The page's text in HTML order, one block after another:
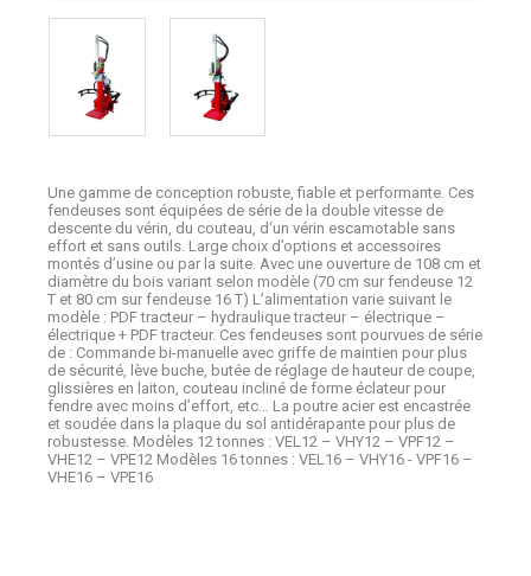
Une gamme de conception robuste, fiable et performante. Ces
fendeuses sont équipées de série de la double vitesse de
descente du vérin, du couteau, d‘un vérin escamotable sans
effort et sans outils. Large choix d’options et accessoires
montés d’usine ou par la suite. Avec une ouverture de 108 cm et
diamètre du bois variant selon modèle (70 cm sur fendeuse 12
T et 80 cm sur fendeuse 16 T) L’alimentation varie suivant le
modèle : PDF tracteur – hydraulique tracteur – électrique –
électrique + PDF tracteur. Ces fendeuses sont pourvues de série
de : Commande bi-manuelle avec griffe de maintien pour plus
de sécurité, lève buche, butée de réglage de hauteur de coupe,
glissières en laiton, couteau incliné de forme éclateur pour
fendre avec moins d’effort, etc… La poutre acier est encastrée
et soudée dans la plaque du sol antidérapante pour plus de
robustesse. Modèles 12 tonnes : VEL12 – VHY12 – VPF12 –
VHE12 – VPE12 Modèles 16 tonnes : VEL16 – VHY16 - VPF16 –
VHE16 – VPE16